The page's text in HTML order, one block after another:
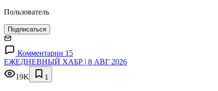
Пользователь
Подписаться
Комментарии 15
ЕЖЕДНЕВНЫЙ ХАБР | 8 АВГ 2026
19K
1